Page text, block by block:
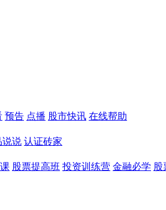
预告 点播 股市快讯 在线帮助
说说 认证砖家
股票提高班 投资训练营 金融必学 股